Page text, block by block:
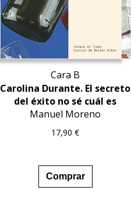
Cara B
Carolina Durante. El secreto
del éxito no sé cuál es
Manuel Moreno
17,90€
Comprar